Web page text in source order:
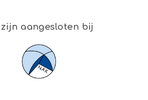
aangesloten bij